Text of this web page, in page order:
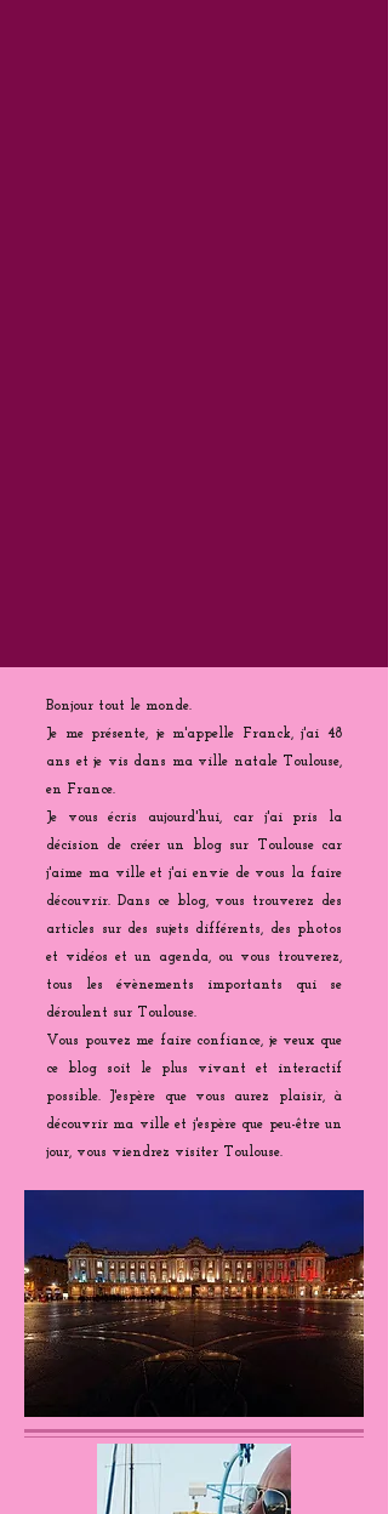
Bonjour tout le monde.
Je me présente, je m'appelle Franck, j'ai 48
ans et je vis dans ma ville natale Toulouse,
en France.
Je vous écris aujourd'hui, car j'ai pris la
décision de créer un blog sur Toulouse car
j'aime ma ville et j'ai envie de vous la faire
découvrir. Dans ce blog, vous trouverez des
articles sur des sujets différents, des photos
et vidéos et un agenda, ou vous trouverez,
tous les évènements importants qui se
déroulent sur Toulouse.
Vous pouvez me faire confiance, je veux que
ce blog soit le plus vivant et interactif
possible. J'espère que vous aurez plaisir, à
découvrir ma ville et j'espère que peu-être un
jour, vous viendrez visiter Toulouse.